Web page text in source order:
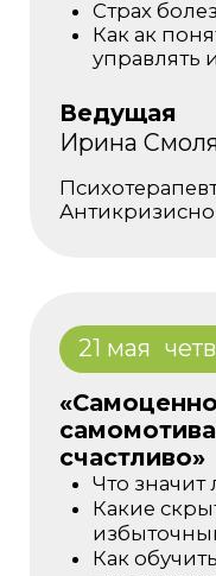
Оздоровление
Мягкое очищение
Нормализация
Легкие подъемы
Нормализация
Улучшение
Повышение